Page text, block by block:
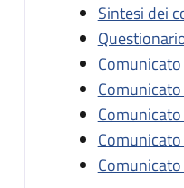
Sintesi dei